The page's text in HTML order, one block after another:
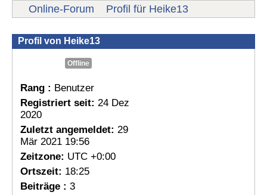
Online-Forum Profil für Heike13
Profil von Heike13
Offline
Rang : Benutzer
Registriert seit: 24 Dez
2020
Zuletzt angemeldet: 29
Mär 2021 19:56
Zeitzone: UTC +0:00
Ortszeit: 18:25
Beiträge : 3